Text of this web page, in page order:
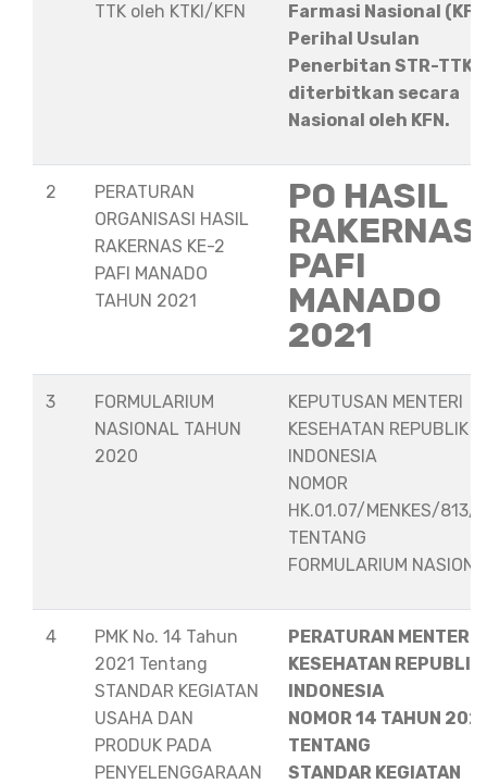
TTK oleh KTKI/KFN
Farmasi Nasional
Perihal Usulan
Penerbitan STR-TTK
diterbitkan secara
Nasional oleh KFN.
2
PERATURAN
ORGANISASI HASIL
RAKERNAS KE-2
PAFI MANADO
TAHUN 2021
PO HASIL
RAKERNAS
PAFI
MANADO
2021
3
FORMULARIUM
NASIONAL TAHUN
2020
KEPUTUSAN MENTERI
KESEHATAN REPUBLIK
INDONESIA
NOMOR
HK.01.07/MENKES/813/
TENTANG
FORMULARIUM
4
PMK No. 14 Tahun
2021 Tentang
STANDAR KEGIATAN
USAHA DAN
PRODUK PADA
PENYELENGGARAAN
PERATURAN MENTERI
KESEHATAN REPUBLIK
INDONESIA
NOMOR 14 TAHUN
TENTANG
STANDAR KEGIATAN